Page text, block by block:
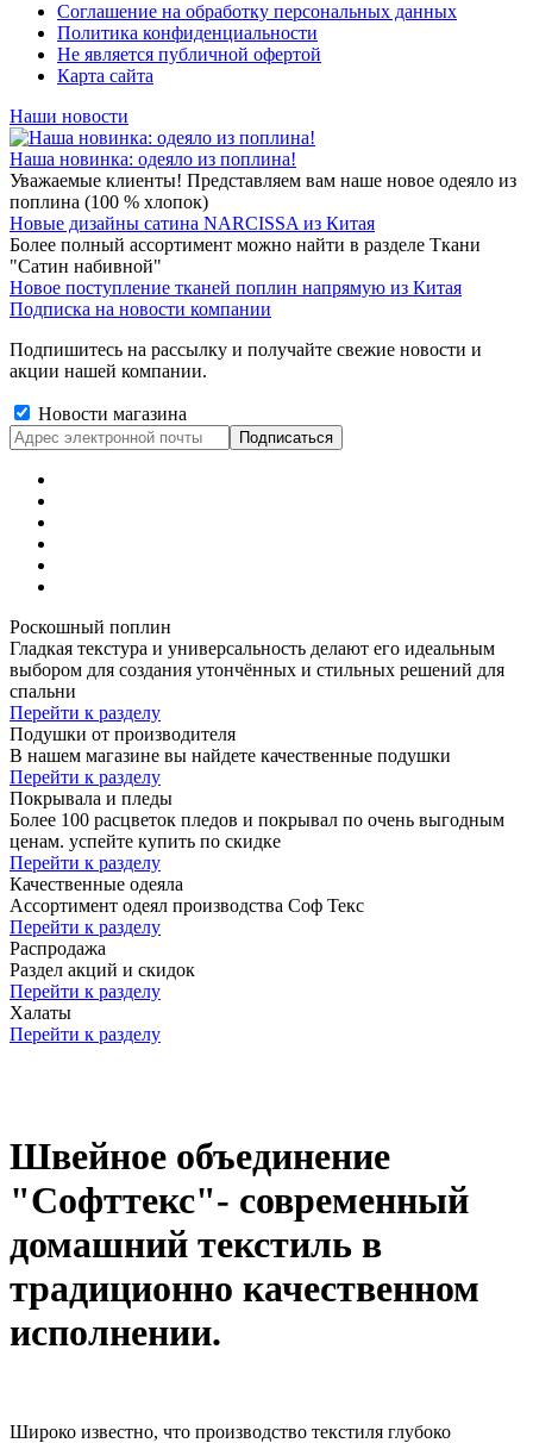
Соглашение на обработку персональных данных
Политика конфиденциальности
Не является публичной офертой
Карта сайта
Наши новости
Наша новинка: одеяло из поплина!
Уважаемые клиенты! Представляем вам наше новое одеяло из
поплина (100 % хлопок)
Новые дизайны сатина NARCISSA из Китая
Более полный ассортимент можно найти в разделе Ткани
"Сатин набивной"
Новое поступление тканей поплин напрямую из Китая
Подписка на новости компании
Подпишитесь на рассылку и получайте свежие новости и
акции нашей компании.
Новости магазина
Роскошный поплин
Гладкая текстура и универсальность делают его идеальным
выбором для создания утончённых и стильных решений для
спальни
Перейти к разделу
Подушки от производителя
В нашем магазине вы найдете качественные подушки
Перейти к разделу
Покрывала и пледы
Более 100 расцветок пледов и покрывал по очень выгодным
ценам. успейте купить по скидке
Перейти к разделу
Качественные одеяла
Ассортимент одеял производства Соф Текс
Перейти к разделу
Распродажа
Раздел акций и скидок
Перейти к разделу
Халаты
Перейти к разделу
Швейное объединение
"Софттекс"- современный
домашний текстиль в
традиционно качественном
исполнении.
Широко известно, что производство текстиля глубоко